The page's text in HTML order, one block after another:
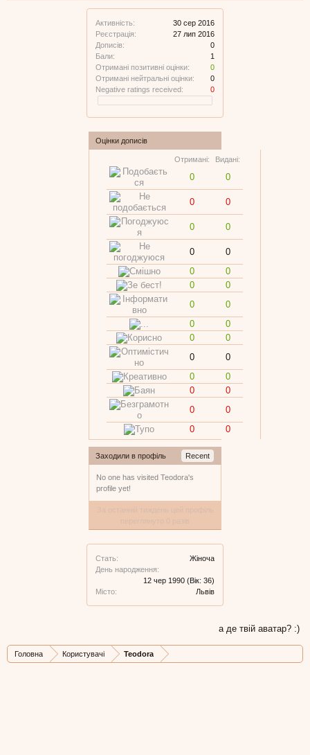
Активність:
30 сер 2016
Реєстрація:
27 лип 2016
Дописів:
0
Бали:
1
Отримані позитивні оцінки:
0
Отримані нейтральні оцінки:
0
Negative ratings received:
0
Оцінки дописів
Отримані: Видані:
0 0
0 0
0 0
0
0
0
0
0
0
0
0
0
0
0
0
0
0
0
0
0
0
0
0
0
0
Заходили в профіль Recent
No one has visited Teodora's
profile yet!
Стать:
Жіноча
День народження:
12 чер 1990 (Вік: 36)
Місто:
Львів
а де твій аватар? :)
Головна Користувачі Teodora